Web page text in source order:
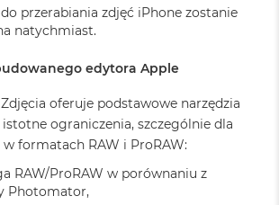
przerabiania zdjęć iPhone zostanie
natychmiast.
edytora Apple
oferuje podstawowe narzędzia
ograniczenia, szczególnie dla
formatach RAW i ProRAW:
RAW/ProRAW w porównaniu z
Photomator,